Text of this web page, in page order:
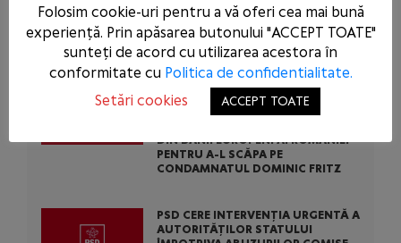
CERUT ACTIVAREA MECANISMULUI
EUROPEAN DE URGENȚĂ! BOLOJAN
ARE OBLIGAȚIA SĂ SUSȚINĂ
CAUZA ROMÂNIEI LA BRUXELLES!
PSD CONDAMNĂ ACȚIUNEA
DIN BANII EUROPENI AI ROMÂNIEI
PENTRU A-L SCĂPA PE
CONDAMNATUL DOMINIC FRITZ
PSD CERE INTERVENȚIA URGENTĂ A
AUTORITĂȚILOR STATULUI
Folosim cookie-uri pentru a vă oferi cea mai bună
experiență. Prin apăsarea butonului "ACCEPT TOATE"
sunteți de acord cu utilizarea acestora în
conformitate cu Politica de confidentialitate.
Setări cookies
ACCEPT TOATE